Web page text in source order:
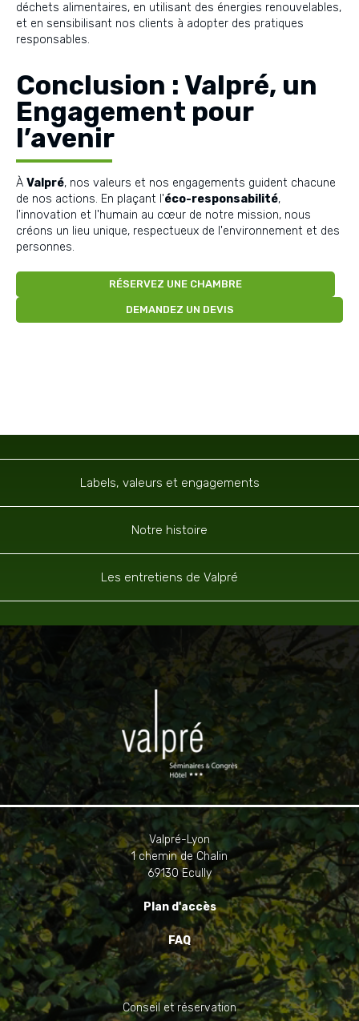
déchets alimentaires, en utilisant des énergies renouvelables,
et en sensibilisant nos clients à adopter des pratiques
responsables.
Conclusion : Valpré, un
Engagement pour
l’avenir
À Valpré, nos valeurs et nos engagements guident chacune
de nos actions. En plaçant l'éco-responsabilité,
l'innovation et l'humain au cœur de notre mission, nous
créons un lieu unique, respectueux de l'environnement et des
personnes.
RÉSERVEZ UNE CHAMBRE
DEMANDEZ UN DEVIS
Navigation
Labels, valeurs et engagements
Notre histoire
Les entretiens de Valpré
Valpré-Lyon
1 chemin de Chalin
69130 Ecully
Plan d'accès
FAQ
Conseil et réservation